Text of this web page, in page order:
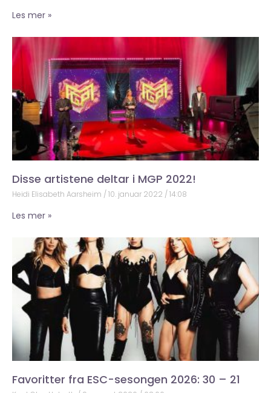
Les mer »
Disse artistene deltar i MGP 2022!
Heidi Elisabeth Aarsheim 10. januar 2022 14:08
Les mer »
Favoritter fra ESC-sesongen 2026: 30 – 21